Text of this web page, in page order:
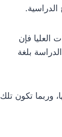
العليا فإن
بلغة
وربما تكون تلك